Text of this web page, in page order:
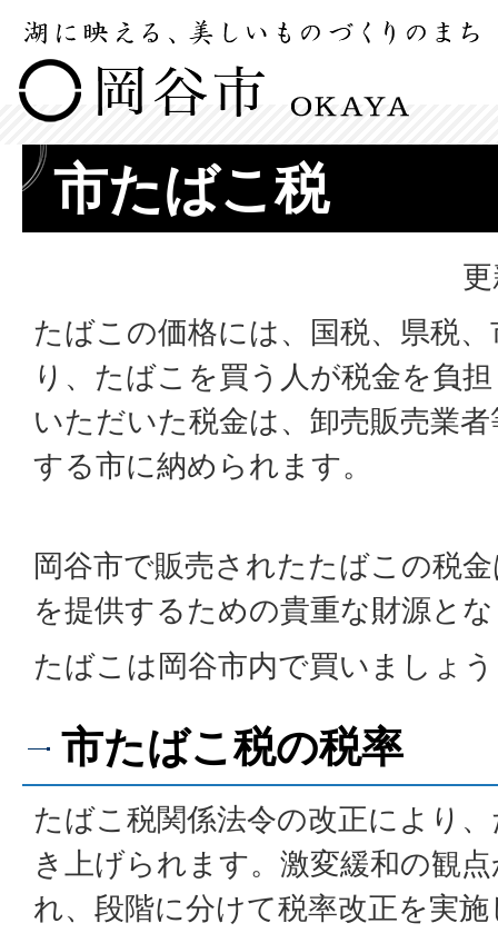
市たばこ税
たばこの価格には、国税、県税
り、たばこを買う人が税金を負
いただいた税金は、卸売販売業
する市に納められます。
岡谷市で販売されたたばこの税
を提供するための貴重な財源と
たばこは岡谷市内で買いましょ
市たばこ税の税率
たばこ税関係法令の改正により
き上げられます。激変緩和の観
れ、段階に分けて税率改正を実